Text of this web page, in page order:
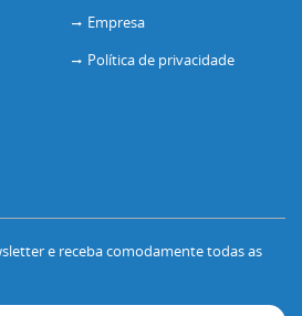
Empresa
Política de privacidade
e receba comodamente todas as